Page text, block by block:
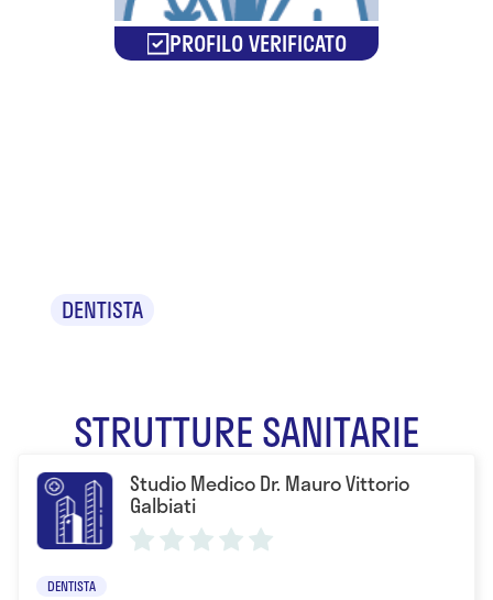
PROFILO VERIFICATO
DENTISTA
STRUTTURE SANITARIE
Studio Medico Dr. Mauro Vittorio
Galbiati
DENTISTA